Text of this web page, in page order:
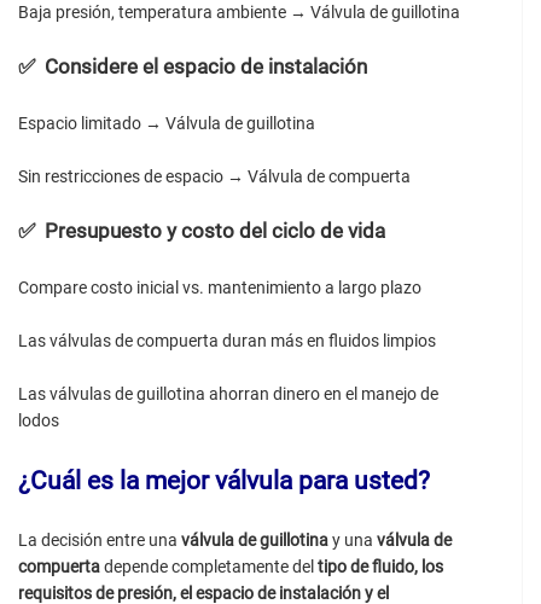
Baja presión, temperatura ambiente → Válvula de guillotina
✅ Considere el espacio de instalación
Espacio limitado → Válvula de guillotina
Sin restricciones de espacio → Válvula de compuerta
✅ Presupuesto y costo del ciclo de vida
Compare costo inicial vs. mantenimiento a largo plazo
Las válvulas de compuerta duran más en fluidos limpios
Las válvulas de guillotina ahorran dinero en el manejo de
lodos
¿Cuál es la mejor válvula para usted?
La decisión entre una válvula de guillotinay una válvula de
compuertadepende completamente del tipo de fluido, los
requisitos de presión, el espacio de instalación y el